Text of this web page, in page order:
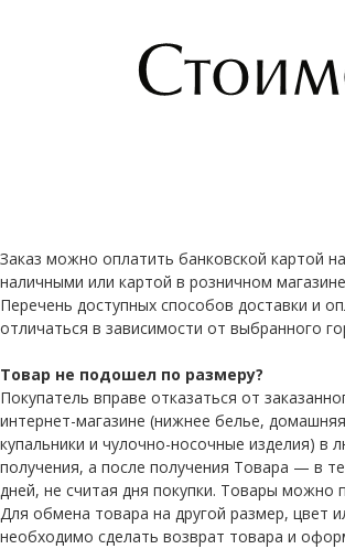
Заказ можно оплатить банковской картой
наличными или картой в розничном
Перечень доступных способов доставки и
отличаться в зависимости от выбранного
Товар не подошел по размеру?
Покупатель вправе отказаться от
интернет-магазине (нижнее белье,
купальники и чулочно-носочные изделия) в
получения, а после получения Товара — в
дней, не считая дня покупки. Товары можно
Для обмена товара на другой размер, цвет
необходимо сделать возврат товара и